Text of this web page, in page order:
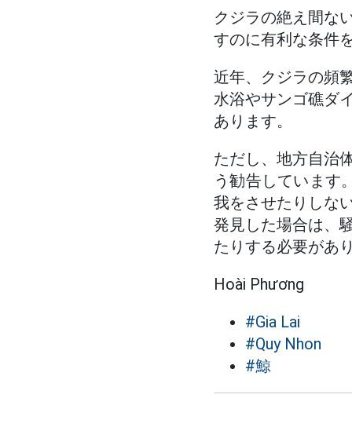
クジラの絶え間な
すのに有利な条件
近年、クジラの頻
水浴やサンゴ礁ダ
あります。
ただし、地方自治
う勧告しています
我をさせたりしな
発見した場合は、
たりする必要があ
Hoài Phương
#Gia Lai
#Quy Nhon
#鯨